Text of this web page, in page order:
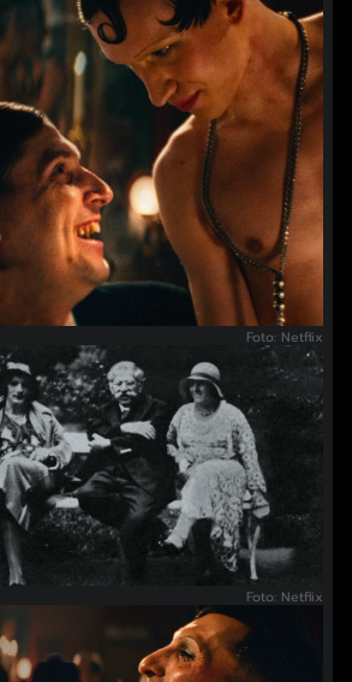
Foto: Netflix
Foto: Netflix